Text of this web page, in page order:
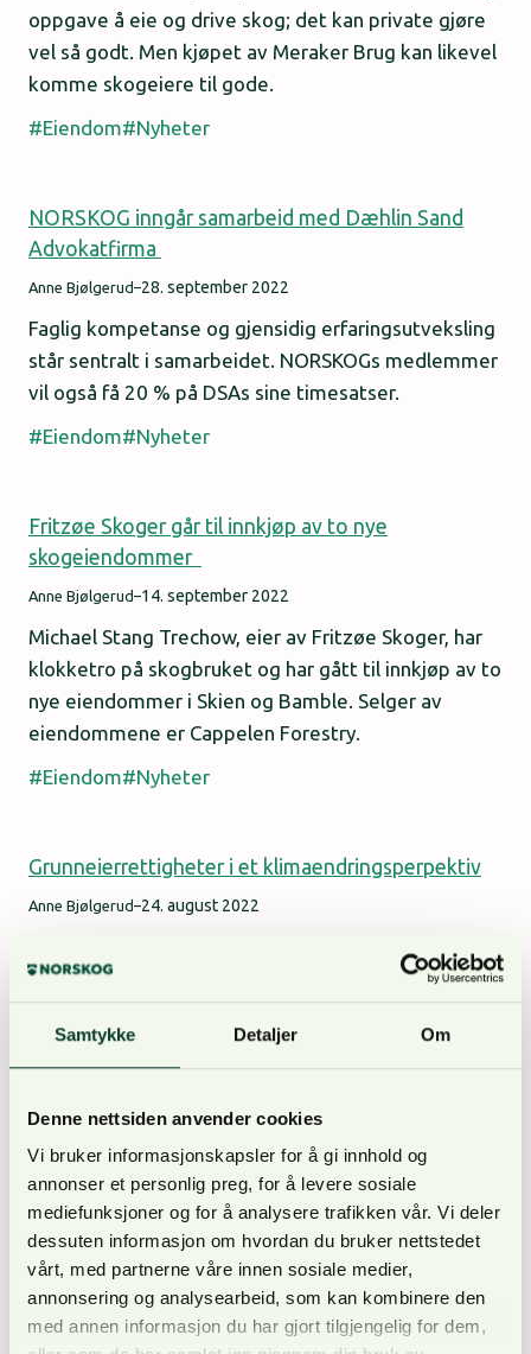
Samtykke Detaljer Om
Denne nettsiden anvender cookies
Vi bruker informasjonskapsler for å gi innhold og
annonser et personlig preg, for å levere sosiale
mediefunksjoner og for å analysere trafikken vår. Vi deler
dessuten informasjon om hvordan du bruker nettstedet
vårt, med partnerne våre innen sosiale medier,
annonsering og analysearbeid, som kan kombinere den
med annen informasjon du har gjort tilgjengelig for dem,
oppgave å eie og drive skog; det kan private gjøre
vel så godt. Men kjøpet av Meraker Brug kan likevel
komme skogeiere til gode.
Eiendom
Nyheter
NORSKOG inngår samarbeid med Dæhlin Sand
Advokatfirma
Anne Bjølgerud–28. september 2022
Faglig kompetanse og gjensidig erfaringsutveksling
står sentralt i samarbeidet. NORSKOGs medlemmer
vil også få 20 % på DSAs sine timesatser.
Eiendom
Nyheter
Fritzøe Skoger går til innkjøp av to nye
skogeiendommer
Anne Bjølgerud–14. september 2022
Michael Stang Trechow, eier av Fritzøe Skoger, har
klokketro på skogbruket og har gått til innkjøp av to
nye eiendommer i Skien og Bamble. Selger av
eiendommene er Cappelen Forestry.
Eiendom
Nyheter
Grunneierrettigheter i et klimaendringsperpektiv
Anne Bjølgerud–24. august 2022
det da som skal betale for risikoreduserende tiltak?
Eiendom
Delingsforbudet svekker landbruket
Anne Bjølgerud–19. august 2022
Næringslivet har i flere tiår tilpasset eierstrukturen
for å presse kostnader og øke effektiviteten.
Landbrukets eierstruktur derimot har vært
konservert i de siste femti år. Med de utfordringene
som landbruket står overfor de nærmeste årene er